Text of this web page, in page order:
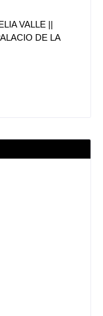
VALLE ||
DE LA